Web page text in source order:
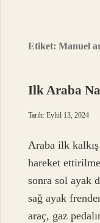
Etiket:Manuel
Ilk Araba
Tarih: Eylül 13, 2024
Araba ilk kalkış
hareket
sonra sol ayak
sağ ayak
araç, gaz